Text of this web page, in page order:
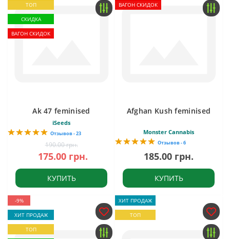
ТОП
СКИДКА
ВАГОН СКИДОК
Ak 47 feminised
iSeeds
Отзывов - 23
190.00 грн.
175.00 грн.
КУПИТЬ
ВАГОН СКИДОК
Afghan Kush feminised
Monster Cannabis
Отзывов - 6
185.00 грн.
КУПИТЬ
-9%
ХИТ ПРОДАЖ
ТОП
ХИТ ПРОДАЖ
ТОП